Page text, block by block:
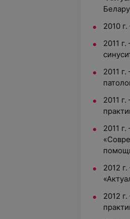
2010
2011
2011
2011
2011
2012
2012